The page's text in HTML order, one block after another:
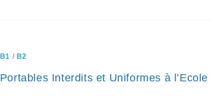
B1 / B2
Portables Interdits et Uniformes à l’Ecole